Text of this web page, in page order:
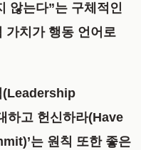
않는다”는 구체적인
가치가 행동 언어로
(Leadership
하고 헌신하라(Have
는 원칙 또한 좋은